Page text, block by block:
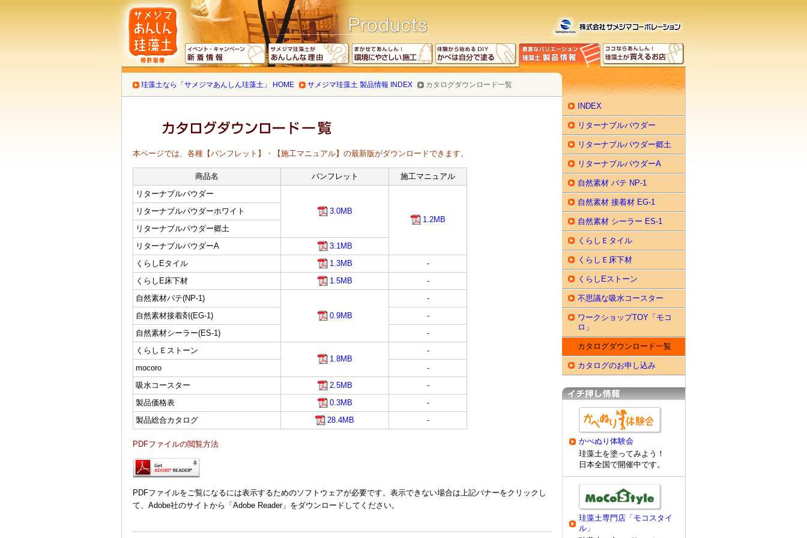
珪藻土なら「サメジマあんしん珪藻土」 HOME サメジマ珪藻土 製品情報 INDEX カタログダウンロード一覧
本ページでは、各種【パンフレット】・【施工マニュアル】の最新版がダウンロードできます。
商品名 パンフレット
施工マニュアル
リターナブルパウダー
3.0MB
1.2MB
リターナブルパウダーホワイト
リターナブルパウダー郷土
リターナブルパウダーA
3.1MB
くらしEタイル
1.3MB
-
くらしE床下材
1.5MB
-
自然素材パテ(NP-1)
0.9MB
-
自然素材接着剤(EG-1)
-
自然素材シーラー(ES-1)
-
くらしＥストーン
1.8MB
-
mocoro
-
吸水コースター
2.5MB
-
製品価格表
0.3MB
-
製品総合カタログ
28.4MB -
PDFファイルの閲覧方法
PDFファイルをご覧になるには表示するためのソフトウェアが必要です。表示できない場合は上記バナーをクリックし
て、Adobe社のサイトから「Adobe Reader」をダウンロードしてください。
INDEX
リターナブルパウダー
リターナブルパウダー郷土
リターナブルパウダーA
自然素材 パテ NP-1
自然素材 接着材 EG-1
自然素材 シーラー ES-1
くらしＥタイル
くらしＥ床下材
くらしEストーン
不思議な吸水コースター
ワークショップTOY「モコ
ロ」
カタログダウンロード一覧
カタログのお申し込み
かべぬり体験会
珪藻土を塗ってみよう！
日本全国で開催中です。
珪藻土専門店「モコスタイ
ル」